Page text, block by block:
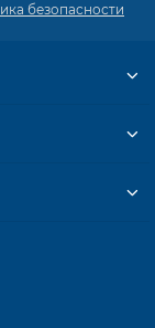
безопасности